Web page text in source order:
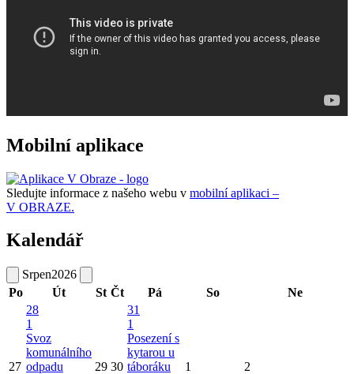
Mobilní aplikace
Sledujte informace z našeho webu v mobilní aplikaci –
V OBRAZE.
Kalendář
Srpen2026
Po
Út St Čt Pá So Ne
27
28
1
Svoz
komunálního
odpadu
29 30
31
1
Posezení s
kytarou u
táboráku
1 2